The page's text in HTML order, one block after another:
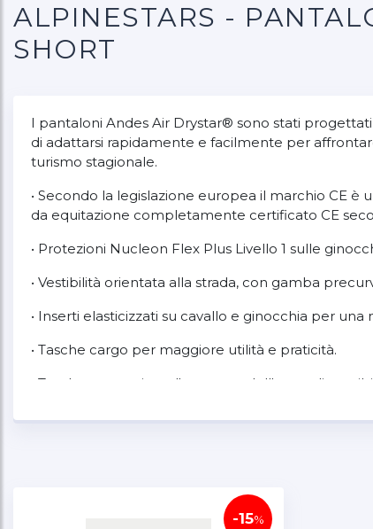
ALPINESTARS -
SHORT
I pantaloni Andes Air Drystar® sono stati
di adattarsi rapidamente e facilmente per
turismo stagionale.
• Secondo la legislazione europea il marchio CE
da equitazione completamente certificato CE
• Protezioni Nucleon Flex Plus Livello 1 sulle
• Vestibilità orientata alla strada, con gamba
• Inserti elasticizzati su cavallo e ginocchia per
• Tasche cargo per maggiore utilità e praticità.
• Tasche per ospitare l'armatura dell'anca,
-15%